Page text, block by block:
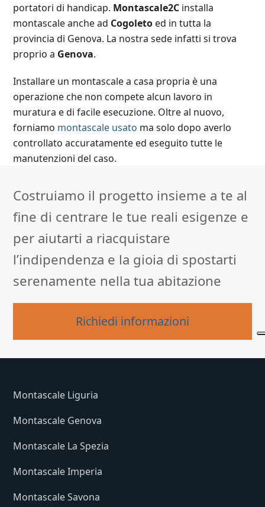
portatori di handicap. Montascale2C installa
montascale anche ad Cogoleto ed in tutta la
provincia di Genova. La nostra sede infatti si trova
proprio a Genova.
Installare un montascale a casa propria è una
operazione che non compete alcun lavoro in
muratura e di facile esecuzione. Oltre al nuovo,
forniamo montascale usato ma solo dopo averlo
controllato accuratamente ed eseguito tutte le
manutenzioni del caso.
Costruiamo il progetto insieme a te al
fine di centrare le tue reali esigenze e
per aiutarti a riacquistare
l’indipendenza e la gioia di spostarti
serenamente nella tua abitazione
Richiedi informazioni
Montascale Liguria
Montascale Genova
Montascale La Spezia
Montascale Imperia
Montascale Savona